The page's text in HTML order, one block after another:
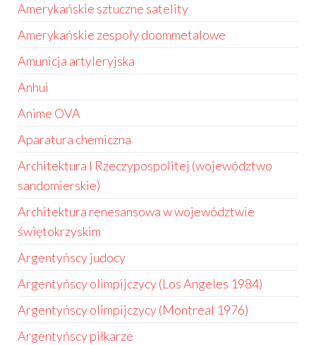
Amerykańskie sztuczne satelity
Amerykańskie zespoły doommetalowe
Amunicja artyleryjska
Anhui
Anime OVA
Aparatura chemiczna
Architektura I Rzeczypospolitej (województwo
sandomierskie)
Architektura renesansowa w województwie
świętokrzyskim
Argentyńscy judocy
Argentyńscy olimpijczycy (Los Angeles 1984)
Argentyńscy olimpijczycy (Montreal 1976)
Argentyńscy piłkarze